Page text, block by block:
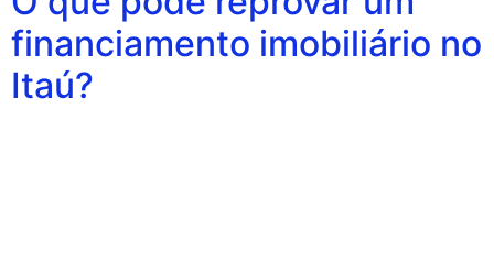
financiamento imobiliário no
Itaú?